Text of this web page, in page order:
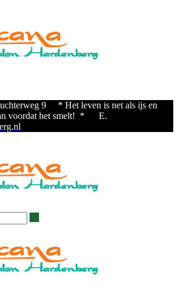
9 * Het leven is net als ijs en
voordat het smelt! * E.